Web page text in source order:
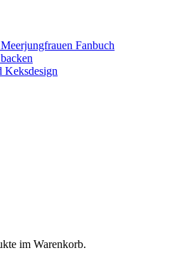
Fanbuch
Keksdesign
im Warenkorb.